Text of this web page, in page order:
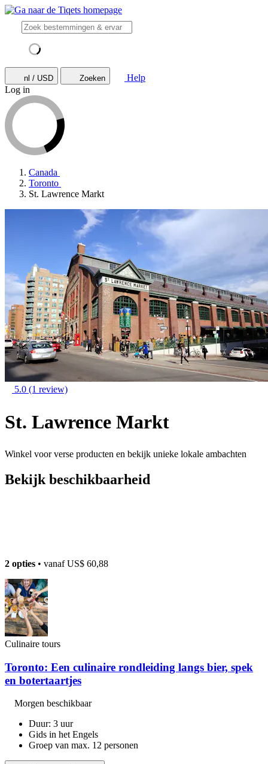
nl / USD Zoeken
Help
Log in
Canada
Toronto
St. Lawrence Markt
5.0 (1 review)
St. Lawrence Markt
Winkel voor verse producten en bekijk unieke lokale ambachten
Bekijk beschikbaarheid
2 opties • vanafUS$ 60,88
Culinaire tours
Toronto: Een culinaire rondleiding langs bier, spek
en botertaartjes
Morgen beschikbaar
Duur: 3 uur
Gids in het Engels
Groep van max. 12 personen